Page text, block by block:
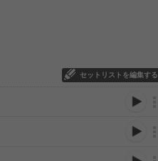
セットリストを編集する